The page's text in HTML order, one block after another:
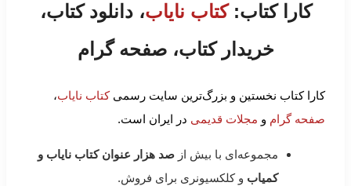
کارا کتاب:کتاب نایاب، دانلود کتاب،
خریدار کتاب، صفحه گرام
کارا کتاب نخستین و بزرگ‌ترین سایت رسمیکتاب نایاب،
صفحه گرام و مجلات قدیمی در ایران است.
مجموعه‌ای با بیش از صد هزار عنوان کتاب نایاب و
کمیاب و کلکسیونری برای فروش.